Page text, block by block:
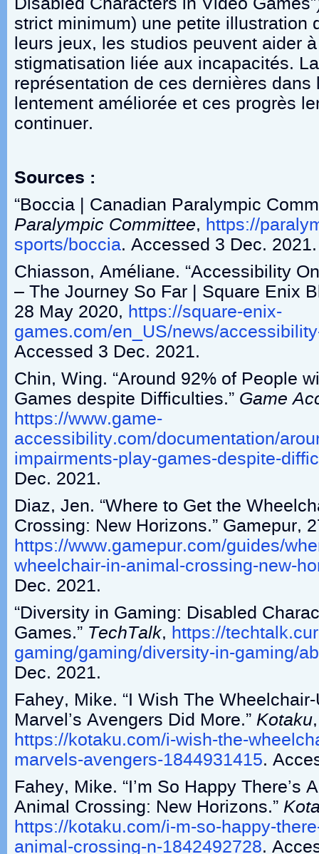
strict minimum) une petite illustration
leurs jeux, les studios peuvent aider
stigmatisation liée aux incapacités.
représentation de ces dernières dans
lentement améliorée et ces progrès
continuer.
Sources :
“Boccia | Canadian Paralympic
Paralympic Committee, https://
sports/boccia. Accessed 3 Dec. 2021.
Chiasson, Améliane. “Accessibility
– The Journey So Far | Square Enix
28 May 2020, https://square-enix-
games.com/en_US/news/
Accessed 3 Dec. 2021.
Chin, Wing. “Around 92% of People
Games despite Difficulties.” Game
https://www.game-
accessibility.com/documentation/
impairments-play-games-despite-
Dec. 2021.
Diaz, Jen. “Where to Get the
Crossing: New Horizons.” Gamepur,
https://www.gamepur.com/guides/
wheelchair-in-animal-crossing-new-
Dec. 2021.
“Diversity in Gaming: Disabled
Games.” TechTalk, https://
gaming/gaming/diversity-in-gaming/
Dec. 2021.
Fahey, Mike. “I Wish The
Marvel’s Avengers Did More.” Kotaku
https://kotaku.com/i-wish-the-
marvels-avengers-1844931415.
Fahey, Mike. “I’m So Happy There’s
Animal Crossing: New Horizons.”
https://kotaku.com/i-m-so-happy-
animal-crossing-n-1842492728.